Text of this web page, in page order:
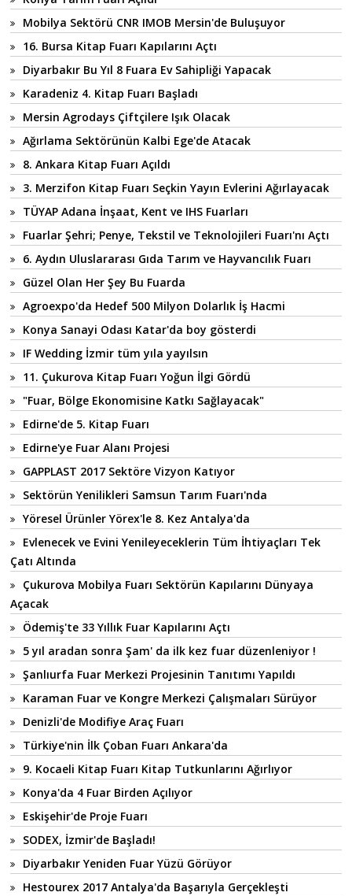
Mobilya Sektörü CNR IMOB Mersin'de Buluşuyor
16. Bursa Kitap Fuarı Kapılarını Açtı
Diyarbakır Bu Yıl 8 Fuara Ev Sahipliği Yapacak
Karadeniz 4. Kitap Fuarı Başladı
Mersin Agrodays Çiftçilere Işık Olacak
Ağırlama Sektörünün Kalbi Ege'de Atacak
8. Ankara Kitap Fuarı Açıldı
3. Merzifon Kitap Fuarı Seçkin Yayın Evlerini Ağırlayacak
TÜYAP Adana İnşaat, Kent ve IHS Fuarları
Fuarlar Şehri; Penye, Tekstil ve Teknolojileri Fuarı'nı Açtı
6. Aydın Uluslararası Gıda Tarım ve Hayvancılık Fuarı
Güzel Olan Her Şey Bu Fuarda
Agroexpo'da Hedef 500 Milyon Dolarlık İş Hacmi
Konya Sanayi Odası Katar'da boy gösterdi
IF Wedding İzmir tüm yıla yayılsın
11. Çukurova Kitap Fuarı Yoğun İlgi Gördü
"Fuar, Bölge Ekonomisine Katkı Sağlayacak"
Edirne'de 5. Kitap Fuarı
Edirne'ye Fuar Alanı Projesi
GAPPLAST 2017 Sektöre Vizyon Katıyor
Sektörün Yenilikleri Samsun Tarım Fuarı'nda
Yöresel Ürünler Yörex'le 8. Kez Antalya'da
Evlenecek ve Evini Yenileyeceklerin Tüm İhtiyaçları Tek
Çatı Altında
Çukurova Mobilya Fuarı Sektörün Kapılarını Dünyaya
Açacak
Ödemiş'te 33 Yıllık Fuar Kapılarını Açtı
5 yıl aradan sonra Şam' da ilk kez fuar düzenleniyor !
Şanlıurfa Fuar Merkezi Projesinin Tanıtımı Yapıldı
Karaman Fuar ve Kongre Merkezi Çalışmaları Sürüyor
Denizli'de Modifiye Araç Fuarı
Türkiye'nin İlk Çoban Fuarı Ankara'da
9. Kocaeli Kitap Fuarı Kitap Tutkunlarını Ağırlıyor
Konya'da 4 Fuar Birden Açılıyor
Eskişehir'de Proje Fuarı
SODEX, İzmir'de Başladı!
Diyarbakır Yeniden Fuar Yüzü Görüyor
Hestourex 2017 Antalya'da Başarıyla Gerçekleşti